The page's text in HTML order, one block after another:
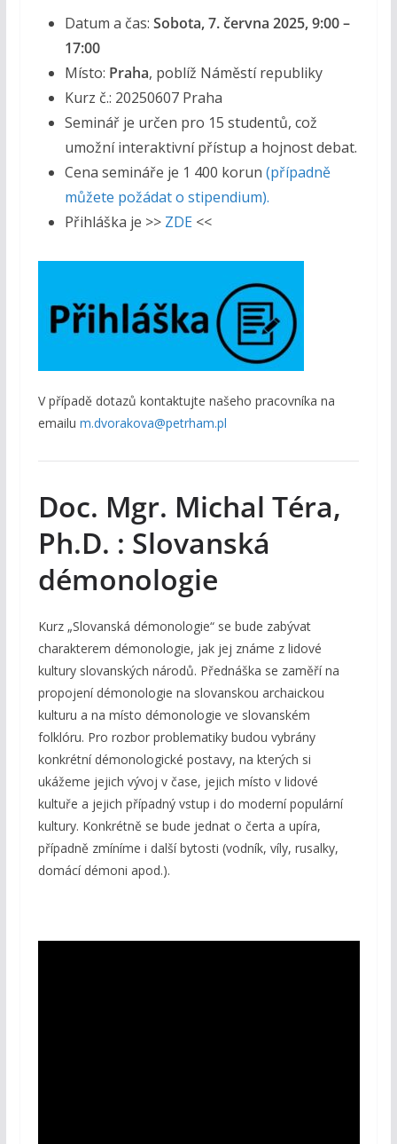
Datum a čas: Sobota, 7. června 2025, 9:00 –
17:00
Místo: Praha, poblíž Náměstí republiky
Kurz č.: 20250607 Praha
Seminář je určen pro 15 studentů, což
umožní interaktivní přístup a hojnost debat.
Cena semináře je 1 400 korun (případně
můžete požádat o stipendium).
Přihláška je >> ZDE<<
V případě dotazů kontaktujte našeho pracovníka na
emailu m.dvorakova@petrham.pl
Doc. Mgr. Michal Téra,
Ph.D. : Slovanská
démonologie
Kurz „Slovanská démonologie“ se bude zabývat
charakterem démonologie, jak jej známe z lidové
kultury slovanských národů. Přednáška se zaměří na
propojení démonologie na slovanskou archaickou
kulturu a na místo démonologie ve slovanském
folklóru. Pro rozbor problematiky budou vybrány
konkrétní démonologické postavy, na kterých si
ukážeme jejich vývoj v čase, jejich místo v lidové
kultuře a jejich případný vstup i do moderní populární
kultury. Konkrétně se bude jednat o čerta a upíra,
případně zmíníme i další bytosti (vodník, víly, rusalky,
domácí démoni apod.).